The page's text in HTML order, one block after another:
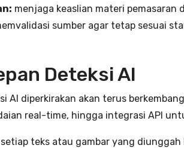
menjaga keaslian materi pemasaran
sumber agar tetap sesuai
Deteksi AI
AI diperkirakan akan terus
real-time, hingga integrasi API
teks atau gambar yang